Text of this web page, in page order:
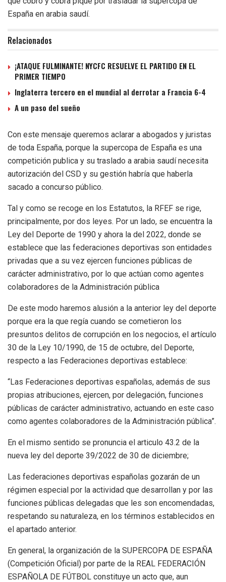
España en arabia saudí.
Relacionados
¡ATAQUE FULMINANTE! NYCFC RESUELVE EL PARTIDO EN EL
PRIMER TIEMPO
Inglaterra tercero en el mundial al derrotar a Francia 6-4
A un paso del sueño
Con este mensaje queremos aclarar a abogados y juristas
de toda España, porque la supercopa de España es una
competición publica y su traslado a arabia saudí necesita
autorización del CSD y su gestión habría que haberla
sacado a concurso público.
Tal y como se recoge en los Estatutos, la RFEF se rige,
principalmente, por dos leyes. Por un lado, se encuentra la
Ley del Deporte de 1990 y ahora la del 2022, donde se
establece que las federaciones deportivas son entidades
privadas que a su vez ejercen funciones públicas de
carácter administrativo, por lo que actúan como agentes
colaboradores de la Administración pública
De este modo haremos alusión a la anterior ley del deporte
porque era la que regía cuando se cometieron los
presuntos delitos de corrupción en los negocios, el artículo
30 de la Ley 10/1990, de 15 de octubre, del Deporte,
respecto a las Federaciones deportivas establece:
“Las Federaciones deportivas españolas, además de sus
propias atribuciones, ejercen, por delegación, funciones
públicas de carácter administrativo, actuando en este caso
como agentes colaboradores de la Administración pública”.
En el mismo sentido se pronuncia el articulo 43.2 de la
nueva ley del deporte 39/2022 de 30 de diciembre;
Las federaciones deportivas españolas gozarán de un
régimen especial por la actividad que desarrollan y por las
funciones públicas delegadas que les son encomendadas,
respetando su naturaleza, en los términos establecidos en
el apartado anterior.
En general, la organización de la SUPERCOPA DE ESPAÑA
(Competición Oficial) por parte de la REAL FEDERACIÓN
ESPAÑOLA DE FÚTBOL constituye un acto que, aun